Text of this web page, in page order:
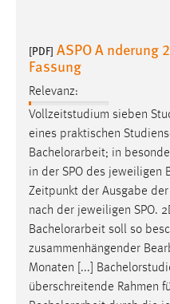
[PDF] ASPO A nderung
Fassung
Relevanz:
Vollzeitstudium sieben
eines praktischen
Bachelorarbeit; in
in der SPO des jeweiligen
Zeitpunkt der Ausgabe
nach der jeweiligen SPO.
Bachelorarbeit soll so
zusammenhängender
Monaten [...]
überschreitende Rahmen